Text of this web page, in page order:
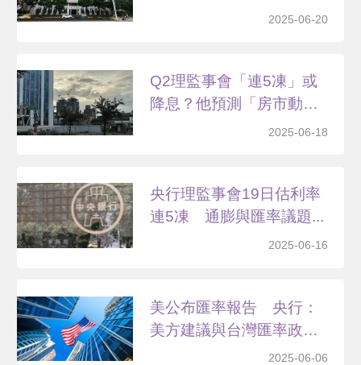
2025-06-20
Q2理監事會「連5凍」或
降息？他預測「房市動
2025-06-18
央行理監事會19日估利率
連5凍 通膨與匯率議題...
2025-06-16
美公布匯率報告 央行：
美方建議與台灣匯率政策
2025-06-06